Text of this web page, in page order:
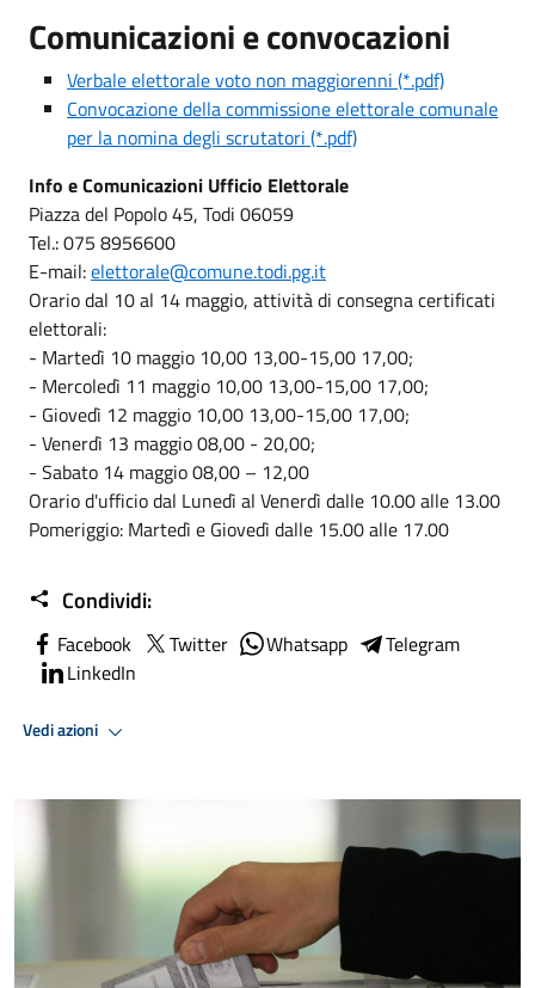
Comunicazioni e convocazioni
Verbale elettorale voto non maggiorenni (*.pdf)
Convocazione della commissione elettorale comunale
per la nomina degli scrutatori (*.pdf)
Info e Comunicazioni Ufficio Elettorale
Piazza del Popolo 45, Todi 06059
Tel.: 075 8956600
E-mail:elettorale@comune.todi.pg.it
Orario dal 10 al 14 maggio, attività di consegna certificati
elettorali:
- Martedì 10 maggio 10,00 13,00-15,00 17,00;
- Mercoledì 11 maggio 10,00 13,00-15,00 17,00;
- Giovedì 12 maggio 10,00 13,00-15,00 17,00;
- Venerdì 13 maggio 08,00 - 20,00;
- Sabato 14 maggio 08,00 – 12,00
Orario d'ufficio dal Lunedì al Venerdì dalle 10.00 alle 13.00
Pomeriggio: Martedì e Giovedì dalle 15.00 alle 17.00
Condividi:
Facebook Twitter Whatsapp
Telegram
LinkedIn
Vedi azioni